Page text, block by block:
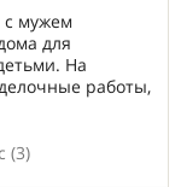
с мужем
для
На
работы,
(3)